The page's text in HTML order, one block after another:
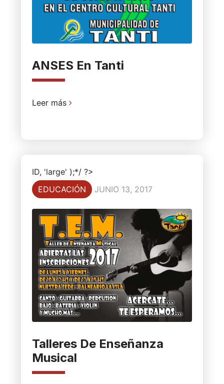
ANSES En Tanti
Leer más
ID, 'large' );*/ ?>
EDUCACIÓN
JUNIO 13, 2017
Talleres De Enseñanza
Musical